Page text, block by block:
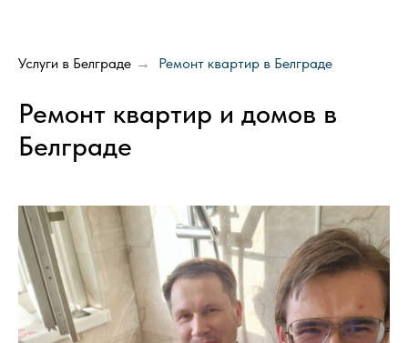
Услуги в Белграде → Ремонт квартир в Белграде
Ремонт квартир и домов в
Белграде